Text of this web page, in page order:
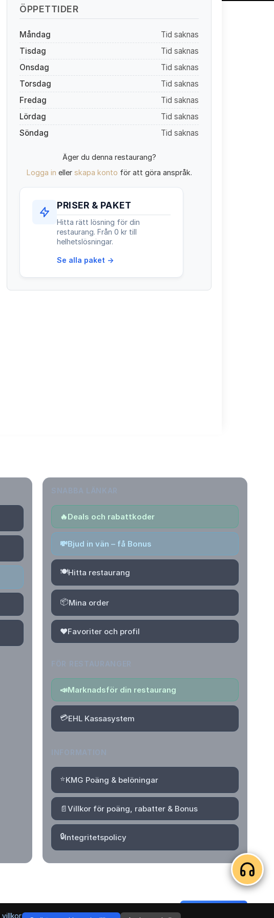
villkor
ÖPPETTIDER
Måndag
Tid saknas
Tisdag
Tid saknas
Onsdag
Tid saknas
Torsdag
Tid saknas
Fredag
Tid saknas
Lördag
Tid saknas
Söndag
Tid saknas
Äger du denna restaurang?
Logga in eller skapa konto för att göra anspråk.
PRISER & PAKET
Hitta rätt lösning för din
restaurang. Från 0 kr till
helhetslösningar.
Se alla paket →
🔥Deals och rabattkoder
💸Bjud in vän – få Bonus
🍽️Hitta restaurang
📦Mina order
❤️Favoriter och profil
📣Marknadsför din restaurang
💳EHL Kassasystem
⭐KMG Poäng & belöningar
📄Villkor för poäng, rabatter & Bonus
🔒Integritetspolicy